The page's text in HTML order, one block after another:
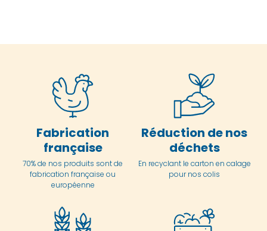
Fabrication
française
70% de nos produits sont de
fabrication française ou
européenne
Réduction de nos
déchets
En recyclant le carton en calage
pour nos colis